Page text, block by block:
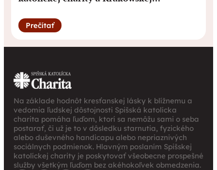
pohľady na fundraising aj propagáciu
Prečítať
Na základe hodnôt kresťanskej lásky k blížnemu a
vedomia ľudskej dôstojnosti Spišská katolícka
charita pomáha ľuďom, ktorí sa nemôžu sami o seba
postarať, či už je to v dôsledku starnutia, fyzického
alebo duševného handicapu alebo nepriaznivých
sociálnych podmienok. Hlavným poslaním Spišskej
katolíckej charity je poskytovať všeobecne prospešné
služby všetkým ľuďom bez akéhokoľvek obmedzenia.